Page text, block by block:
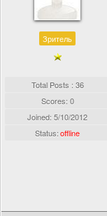
Зритель
Total Posts : 36
Scores: 0
Joined: 5/10/2012
Status:offline